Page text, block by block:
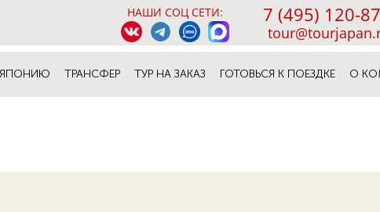
НАШИ СОЦ СЕТИ: 7 (495) 120-
ЯПОНИЮ ТРАНСФЕР ТУР НА ЗАКАЗ ГОТОВЬСЯ К ПОЕЗДКЕ О